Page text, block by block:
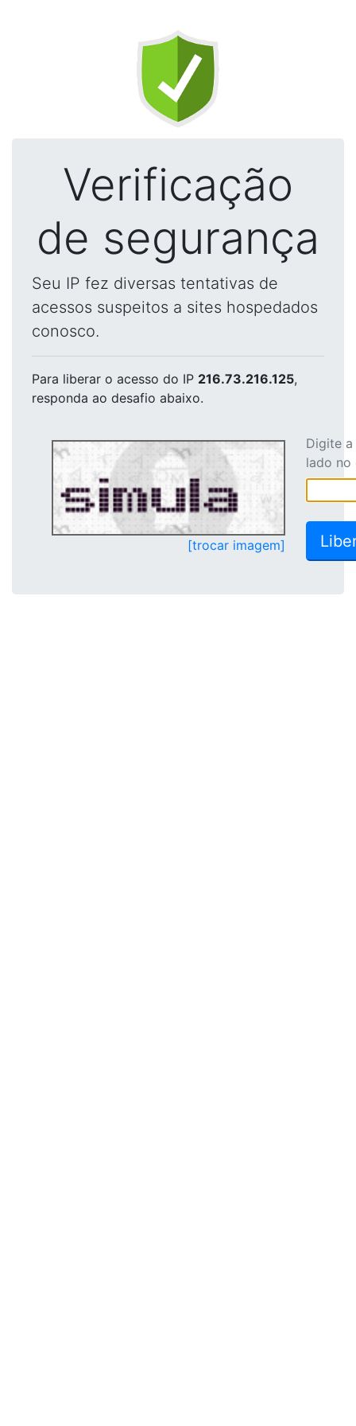
Verificação
de segurança
Seu IP fez diversas tentativas de
acessos suspeitos a sites hospedados
conosco.
Para liberar o acesso do IP 216.73.216.125,
responda ao desafio abaixo.
[trocar imagem]
Digite
lado no